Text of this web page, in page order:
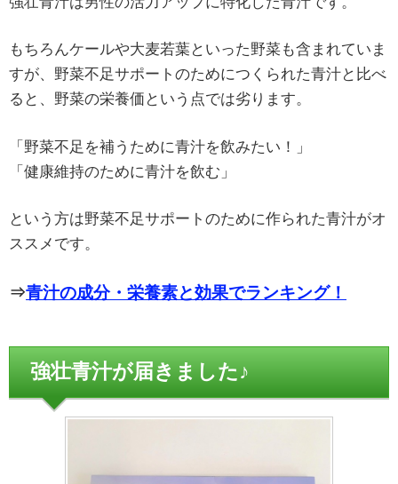
もちろんケールや大麦若葉といった野菜も含まれていま
すが、野菜不足サポートのためにつくられた青汁と比べ
ると、野菜の栄養価という点では劣ります。
「野菜不足を補うために青汁を飲みたい！」
「健康維持のために青汁を飲む」
という方は野菜不足サポートのために作られた青汁がオ
ススメです。
⇒青汁の成分・栄養素と効果でランキング！
強壮青汁が届きました♪